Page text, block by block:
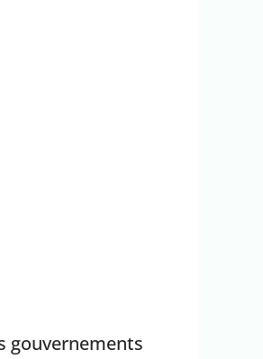
gouvernements